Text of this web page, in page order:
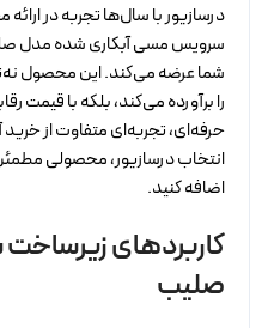
درسازیور با سال‌ها تجربه در
سرویس مسی آبکاری شده مدل
شما عرضه می‌کند. این محصول
را برآورده می‌کند، بلکه با
حرفه‌ای، تجربه‌ای متفاوت از خرید
انتخاب درسازیور، محصولی
اضافه کنید.
کاربردهای
صلیب